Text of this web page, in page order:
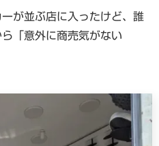
が並ぶ店に入ったけど、誰
「意外に商売気がない